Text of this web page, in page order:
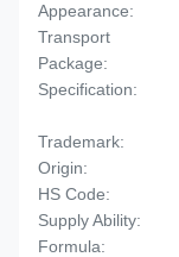
Appearance:
Transport
Package:
Specification:
Trademark:
Origin:
HS Code:
Supply Ability:
Formula: